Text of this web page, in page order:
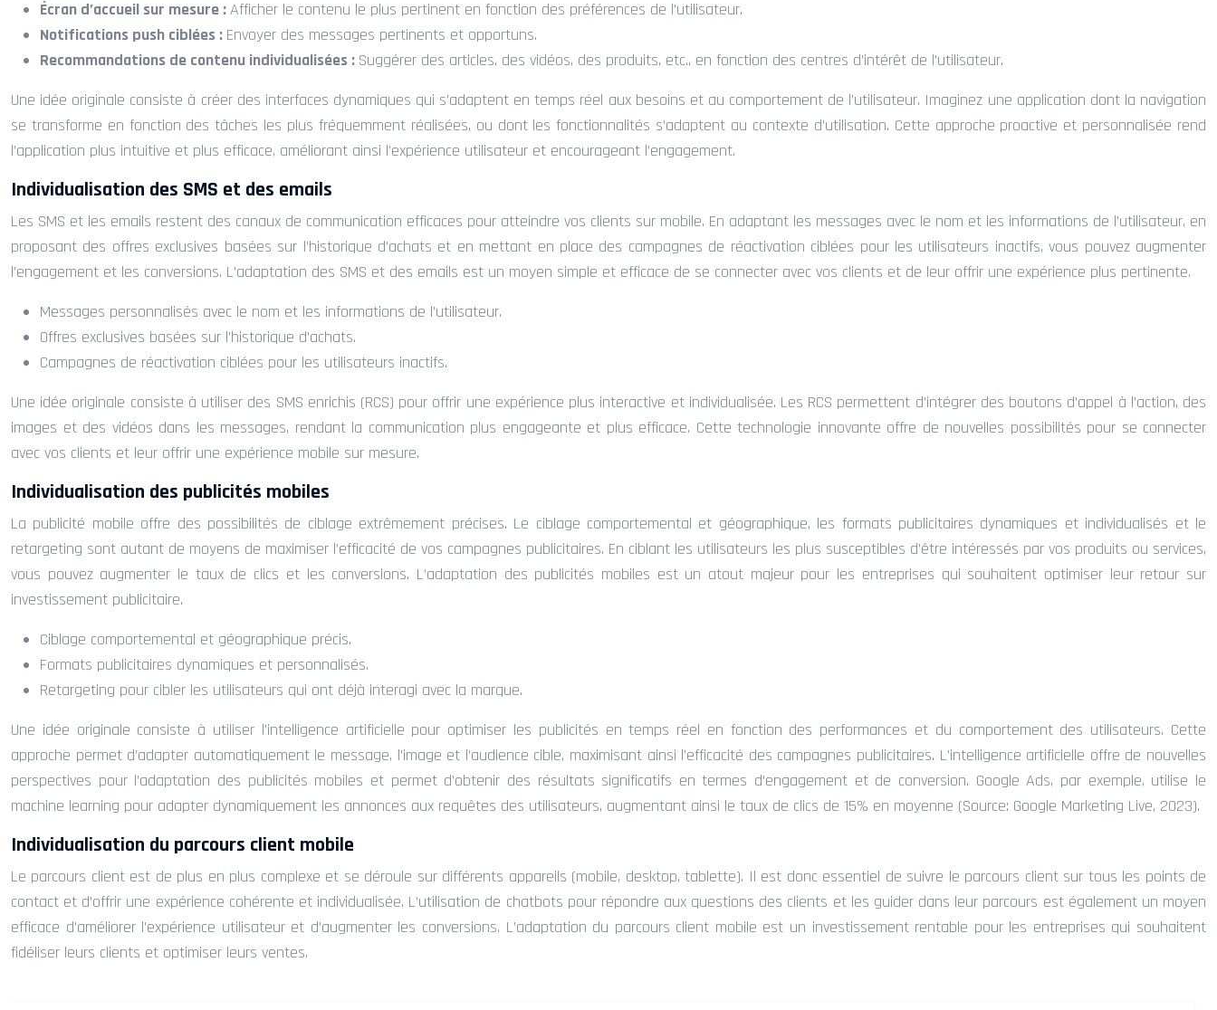
Écran d’accueil sur mesure :Afficher le contenu le plus pertinent en fonction des préférences de l’utilisateur.
Notifications push ciblées : Envoyer des messages pertinents et opportuns.
Recommandations de contenu individualisées : Suggérer des articles, des vidéos, des produits, etc., en fonction des centres d’intérêt de l’utilisateur.
Une idée originale consiste à créer des interfaces dynamiques qui s’adaptent en temps réel aux besoins et au comportement de l’utilisateur. Imaginez une application dont la navigation
se transforme en fonction des tâches les plus fréquemment réalisées, ou dont les fonctionnalités s’adaptent au contexte d’utilisation. Cette approche proactive et personnalisée rend
l’application plus intuitive et plus efficace, améliorant ainsi l’expérience utilisateur et encourageant l’engagement.
Individualisation des SMS et des emails
Les SMS et les emails restent des canaux de communication efficaces pour atteindre vos clients sur mobile. En adaptant les messages avec le nom et les informations de l’utilisateur, en
proposant des offres exclusives basées sur l’historique d’achats et en mettant en place des campagnes de réactivation ciblées pour les utilisateurs inactifs, vous pouvez augmenter
l’engagement et les conversions. L’adaptation des SMS et des emails est un moyen simple et efficace de se connecter avec vos clients et de leur offrir une expérience plus pertinente.
Messages personnalisés avec le nom et les informations de l’utilisateur.
Offres exclusives basées sur l’historique d’achats.
Campagnes de réactivation ciblées pour les utilisateurs inactifs.
Une idée originale consiste à utiliser des SMS enrichis (RCS) pour offrir une expérience plus interactive et individualisée. Les RCS permettent d’intégrer des boutons d’appel à l’action, des
images et des vidéos dans les messages, rendant la communication plus engageante et plus efficace. Cette technologie innovante offre de nouvelles possibilités pour se connecter
avec vos clients et leur offrir une expérience mobile sur mesure.
Individualisation des publicités mobiles
La publicité mobile offre des possibilités de ciblage extrêmement précises. Le ciblage comportemental et géographique, les formats publicitaires dynamiques et individualisés et le
retargeting sont autant de moyens de maximiser l’efficacité de vos campagnes publicitaires. En ciblant les utilisateurs les plus susceptibles d’être intéressés par vos produits ou services,
vous pouvez augmenter le taux de clics et les conversions. L’adaptation des publicités mobiles est un atout majeur pour les entreprises qui souhaitent optimiser leur retour sur
investissement publicitaire.
Ciblage comportemental et géographique précis.
Formats publicitaires dynamiques et personnalisés.
Retargeting pour cibler les utilisateurs qui ont déjà interagi avec la marque.
Une idée originale consiste à utiliser l’intelligence artificielle pour optimiser les publicités en temps réel en fonction des performances et du comportement des utilisateurs. Cette
approche permet d’adapter automatiquement le message, l’image et l’audience cible, maximisant ainsi l’efficacité des campagnes publicitaires. L’intelligence artificielle offre de nouvelles
perspectives pour l’adaptation des publicités mobiles et permet d’obtenir des résultats significatifs en termes d’engagement et de conversion. Google Ads, par exemple, utilise le
machine learning pour adapter dynamiquement les annonces aux requêtes des utilisateurs, augmentant ainsi le taux de clics de 15% en moyenne (Source: Google Marketing Live, 2023).
Individualisation du parcours client mobile
Le parcours client est de plus en plus complexe et se déroule sur différents appareils (mobile, desktop, tablette). Il est donc essentiel de suivre le parcours client sur tous les points de
contact et d’offrir une expérience cohérente et individualisée. L’utilisation de chatbots pour répondre aux questions des clients et les guider dans leur parcours est également un moyen
efficace d’améliorer l’expérience utilisateur et d’augmenter les conversions. L’adaptation du parcours client mobile est un investissement rentable pour les entreprises qui souhaitent
fidéliser leurs clients et optimiser leurs ventes.